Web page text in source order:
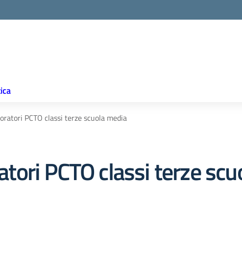
PCTO classi terze scuola media
PCTO classi terze